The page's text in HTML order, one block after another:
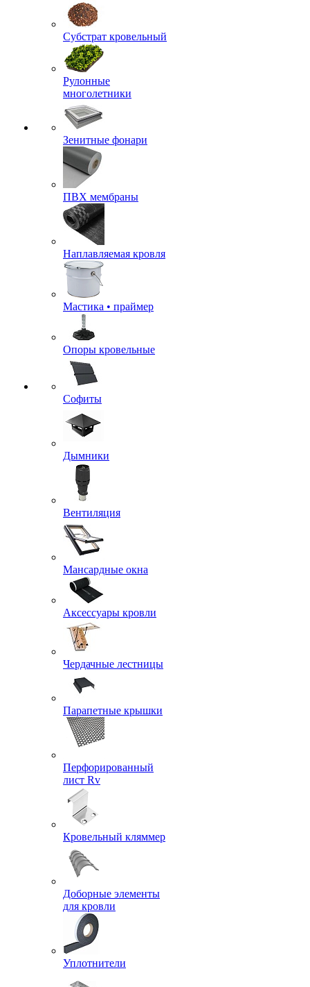
Субстрат кровельный
Рулонные
многолетники
Зенитные фонари
ПВХ мембраны
Наплавляемая кровля
Мастика • праймер
Опоры кровельные
Софиты
Дымники
Вентиляция
Мансардные окна
Аксессуары кровли
Чердачные лестницы
Парапетные крышки
Перфорированный
лист Rv
Кровельный кляммер
Доборные элементы
для кровли
Уплотнители